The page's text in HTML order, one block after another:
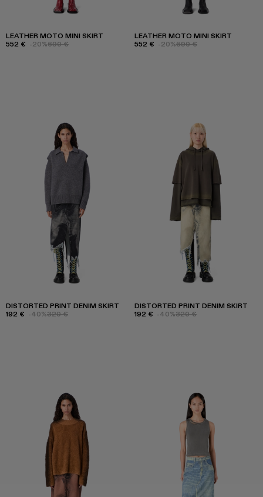
LEATHER MOTO MINI SKIRT
552 € -20%690 €
LEATHER MOTO MINI SKIRT
552 € -20%690 €
DISTORTED PRINT DENIM SKIRT
192 € -40%320 €
DISTORTED PRINT DENIM SKIRT
192 € -40%320 €